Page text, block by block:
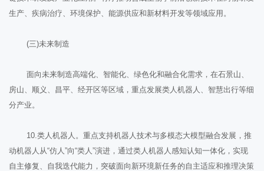
生产、疾病治疗、环境保护、能源供应和新材料开发等领域应用。
(三)未来制造
面向未来制造高端化、智能化、绿色化和融合化需求，在石景山、
房山、顺义、昌平、经开区等区域，重点发展类人机器人、智慧出行等细
分产业。
10.类人机器人。重点支持机器人技术与多模态大模型融合发展，推
动机器人从“仿人”向“类人”演进，通过类人机器人感知认知一体化，实现
自主修复、自我迭代能力，突破面向新环境新任务的自主适应和推理决策